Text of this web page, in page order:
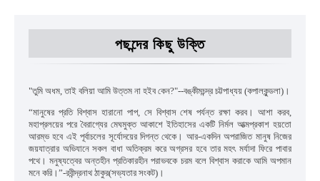
পছন্দের কিছু উক্তি
"তুমি অধম ,তাই বলিয়া আমি উত্তম না হইব কেন?"--বঙ্কীমচন্দ্র চট্টপাধ্যয় (কপালকুন্ডলা)।
“মানুষের প্রতি বিশ্বাস হারানো পাপ, সে বিশ্বাস শেষ পর্যন্ত রক্ষা করব। আশা করব
মহাপ্রলয়ের পরে বৈরাগ্যের মেঘমুক্ত আকাশে ইতিহাসের একটি নির্মল আত্মপ্রকাশ হয়তো
আরম্ভ হবে এই পূর্বাচলের সূর্যোদয়ের দিগন্ত থেকে। আর-একদিন অপরাজিত মানুষ নিজের
জয়যাত্রার অভিযানে সকল বাধা অতিক্রম করে অগ্রসর হবে তার মহৎ মর্যাদা ফিরে পাবার
পথে। মনুষ্যত্বের অন্তহীন প্রতিকারহীন পরাভবকে চরম বলে বিশ্বাস করাকে আমি অপমান
মনে করি।”-রবীন্দ্রনাথ ঠাকুর(সভ্যতার সংকট)।